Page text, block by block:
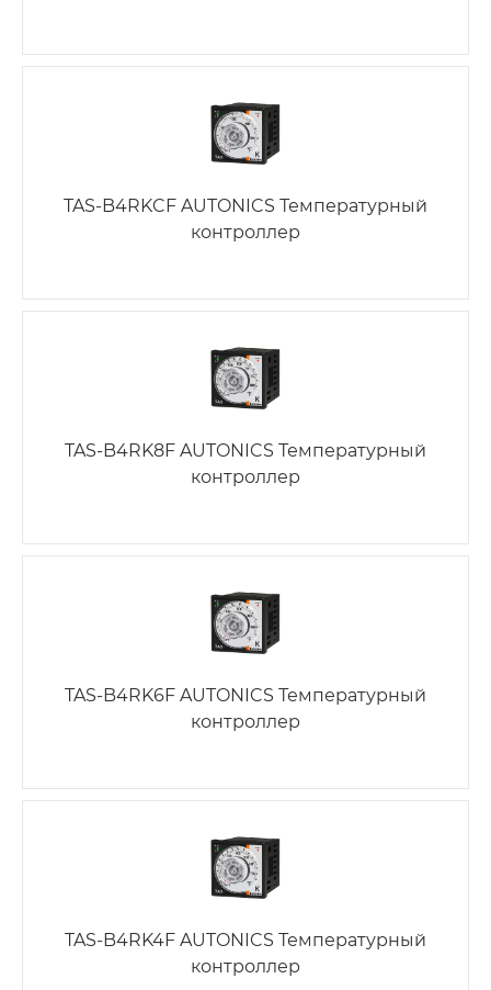
TAS-B4RKCF AUTONICS Температурный
контроллер
TAS-B4RK8F AUTONICS Температурный
контроллер
TAS-B4RK6F AUTONICS Температурный
контроллер
TAS-B4RK4F AUTONICS Температурный
контроллер